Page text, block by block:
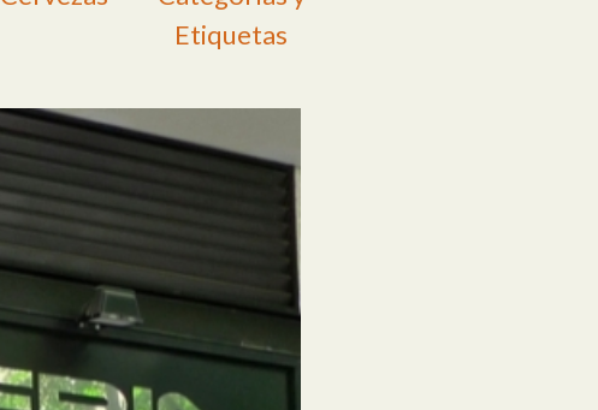
Etiquetas